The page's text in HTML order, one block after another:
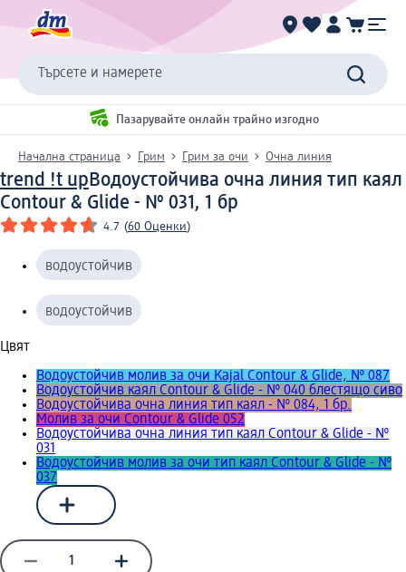
Търсете и намерете
Пазарувайте онлайн трайно изгодно
Начална страница Грим Грим за очи Очна линия
trend !t upВодоустойчива очна линия тип каял
Contour & Glide - № 031, 1 бр
4.7 (60 Оценки)
водоустойчив
водоустойчив
Цвят
Водоустойчив молив за очи Kajal Contour & Glide, № 087
Водоустойчив каял Contour & Glide - № 040 блестящо сиво
Водоустойчива очна линия тип каял - № 084, 1 бр.
Молив за очи Contour & Glidе 052
Водоустойчива очна линия тип каял Contour & Glide - №
031
Водоустойчив молив за очи тип каял Contour & Glide - №
037